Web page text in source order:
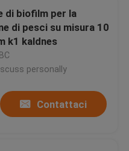
di biofilm per la
di pesci su misura 10
k1 kaldnes
personally
Contattaci